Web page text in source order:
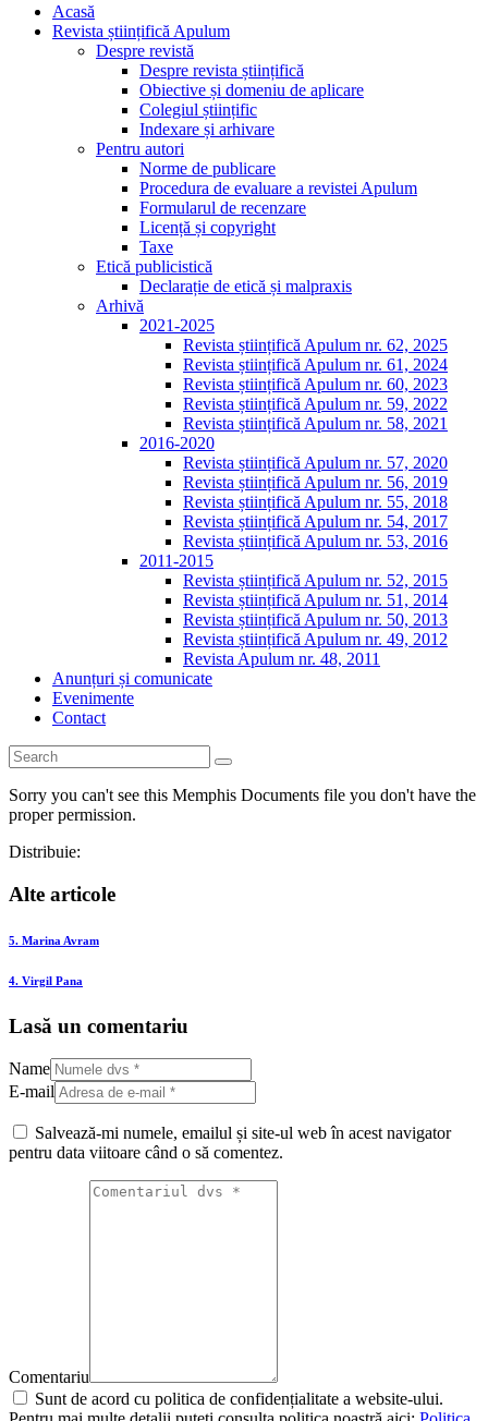
Acasă
Revista științifică Apulum
Despre revistă
Despre revista științifică
Obiective și domeniu de aplicare
Colegiul științific
Indexare și arhivare
Pentru autori
Norme de publicare
Procedura de evaluare a revistei Apulum
Formularul de recenzare
Licență și copyright
Taxe
Etică publicistică
Declarație de etică și malpraxis
Arhivă
2021-2025
Revista științifică Apulum nr. 62, 2025
Revista științifică Apulum nr. 61, 2024
Revista științifică Apulum nr. 60, 2023
Revista științifică Apulum nr. 59, 2022
Revista științifică Apulum nr. 58, 2021
2016-2020
Revista științifică Apulum nr. 57, 2020
Revista științifică Apulum nr. 56, 2019
Revista științifică Apulum nr. 55, 2018
Revista științifică Apulum nr. 54, 2017
Revista științifică Apulum nr. 53, 2016
2011-2015
Revista științifică Apulum nr. 52, 2015
Revista științifică Apulum nr. 51, 2014
Revista științifică Apulum nr. 50, 2013
Revista științifică Apulum nr. 49, 2012
Revista Apulum nr. 48, 2011
Anunțuri și comunicate
Evenimente
Contact
Sorry you can't see this Memphis Documents file you don't have the
proper permission.
Distribuie:
Alte articole
5. Marina Avram
4. Virgil Pana
Lasă un comentariu
Name
E-mail
Salvează-mi numele, emailul și site-ul web în acest navigator
pentru data viitoare când o să comentez.
Comentariu
Sunt de acord cu politica de confidențialitate a website-ului.